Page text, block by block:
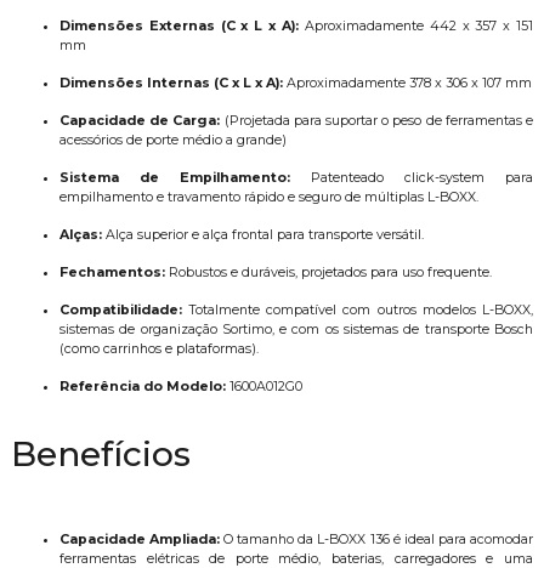
Dimensões Externas (C x L x A): Aproximadamente 442 x 357 x 151
mm
Dimensões Internas (C x L x A):Aproximadamente 378 x 306 x 107 mm
Capacidade de Carga: (Projetada para suportar o peso de ferramentas e
acessórios de porte médio a grande)
Sistema de Empilhamento:Patenteado click-system para
empilhamento e travamento rápido e seguro de múltiplas L-BOXX.
Alças:Alça superior e alça frontal para transporte versátil.
Fechamentos:Robustos e duráveis, projetados para uso frequente.
Compatibilidade:Totalmente compatível com outros modelos L-BOXX,
sistemas de organização Sortimo, e com os sistemas de transporte Bosch
(como carrinhos e plataformas).
Referência do Modelo:1600A012G0
Benefícios
Capacidade Ampliada: O tamanho da L-BOXX 136 é ideal para acomodar
ferramentas elétricas de porte médio, baterias, carregadores e uma